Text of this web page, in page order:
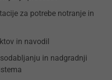
za potrebe notranje in
in navodil
in nadgradnji